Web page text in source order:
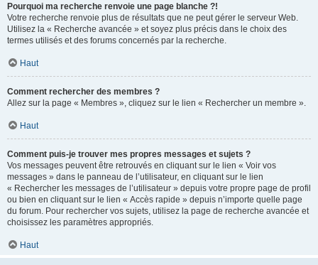
Pourquoi ma recherche renvoie une page blanche ?!
Votre recherche renvoie plus de résultats que ne peut gérer le serveur Web.
Utilisez la « Recherche avancée » et soyez plus précis dans le choix des
termes utilisés et des forums concernés par la recherche.
Haut
Comment rechercher des membres ?
Allez sur la page « Membres », cliquez sur le lien « Rechercher un membre ».
Haut
Comment puis-je trouver mes propres messages et sujets ?
Vos messages peuvent être retrouvés en cliquant sur le lien « Voir vos
messages » dans le panneau de l’utilisateur, en cliquant sur le lien
« Rechercher les messages de l’utilisateur » depuis votre propre page de profil
ou bien en cliquant sur le lien « Accès rapide » depuis n’importe quelle page
du forum. Pour rechercher vos sujets, utilisez la page de recherche avancée et
choisissez les paramètres appropriés.
Haut